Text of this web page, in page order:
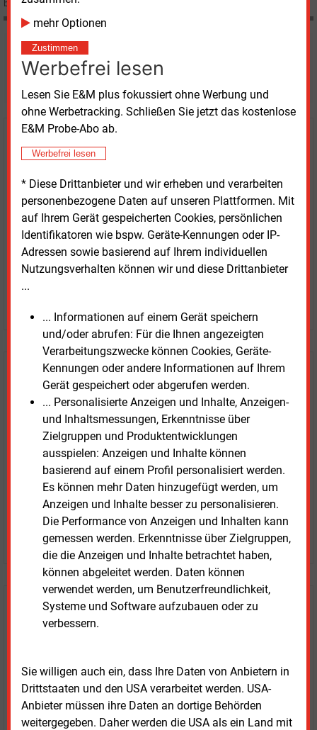
mehr Optionen
Zustimmen
Werbefrei lesen
Lesen Sie E&M plus fokussiert ohne Werbung und
ohne Werbetracking. Schließen Sie jetzt das kostenlose
E&M Probe-Abo ab.
Werbefrei lesen
* Diese Drittanbieter und wir erheben und verarbeiten
personenbezogene Daten auf unseren Plattformen. Mit
auf Ihrem Gerät gespeicherten Cookies, persönlichen
Identifikatoren wie bspw. Geräte-Kennungen oder IP-
Adressen sowie basierend auf Ihrem individuellen
Nutzungsverhalten können wir und diese Drittanbieter
...
... Informationen auf einem Gerät speichern
und/oder abrufen: Für die Ihnen angezeigten
Verarbeitungszwecke können Cookies, Geräte-
Kennungen oder andere Informationen auf Ihrem
Gerät gespeichert oder abgerufen werden.
... Personalisierte Anzeigen und Inhalte, Anzeigen-
und Inhaltsmessungen, Erkenntnisse über
Zielgruppen und Produktentwicklungen
ausspielen: Anzeigen und Inhalte können
basierend auf einem Profil personalisiert werden.
Es können mehr Daten hinzugefügt werden, um
Anzeigen und Inhalte besser zu personalisieren.
Die Performance von Anzeigen und Inhalten kann
gemessen werden. Erkenntnisse über Zielgruppen,
die die Anzeigen und Inhalte betrachtet haben,
können abgeleitet werden. Daten können
verwendet werden, um Benutzerfreundlichkeit,
Systeme und Software aufzubauen oder zu
verbessern.
Sie willigen auch ein, dass Ihre Daten von Anbietern in
Drittstaaten und den USA verarbeitet werden. USA-
Anbieter müssen ihre Daten an dortige Behörden
weitergegeben. Daher werden die USA als ein Land mit
beiden Marktgebiete für L-Gas zum 1. Oktober zusammenzulegen, nicht ein.
Möchten Sie diese und
weitere Nachrichten lesen?
Kaufen Sie den Artikel
nur €2.98
Testen SieE&M
kostenlos und
unverbindlich
Zwei Wochen kostenfreier Zugang
Zugang auf stündlich aktualisierte Nachrichten mit
Prognose- und Marktdaten
+ einmal täglich E&M daily
+ zwei Ausgaben der Zeitung E&M
ohne automatische Verlängerung
JETZT KOSTENLOS TESTEN
Login für Kunden